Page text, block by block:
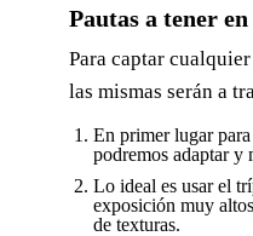
Pautas a tener
Para captar
las mismas serán a
En primer lugar
podremos adaptar y
Lo ideal es usar el
exposición muy
de texturas.